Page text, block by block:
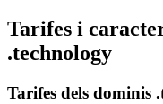
Tarifes i
.technology
Tarifes dels dominis